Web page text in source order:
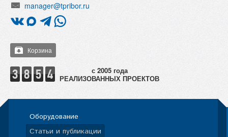
manager@tpribor.ru
Корзина
РЕАЛИЗОВАННЫХ ПРОЕКТОВ
Оборудование
Статьи и публикации